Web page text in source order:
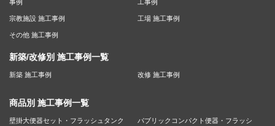
事例
工事例
宗教施設 施工事例 工場 施工事例
その他 施工事例
新築/改修別 施工事例一覧
新築 施工事例 改修 施工事例
商品別 施工事例一覧
壁掛大便器セット・フラッシュタンク
パブリックコンパクト便器・フラッシ